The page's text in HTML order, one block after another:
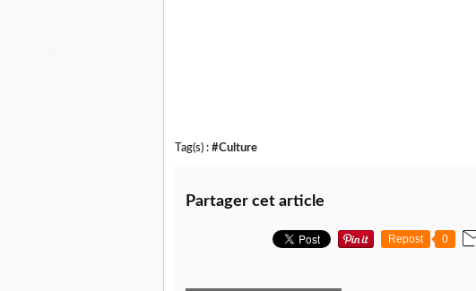
Tag(s) : #Culture
Partager cet article
Repost 0